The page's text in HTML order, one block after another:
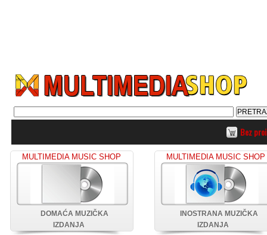
Bez
MULTIMEDIA MUSIC SHOP
DOMAĆA MUZIČKA
IZDANJA
MULTIMEDIA MUSIC SHOP
INOSTRANA MUZIČKA
IZDANJA